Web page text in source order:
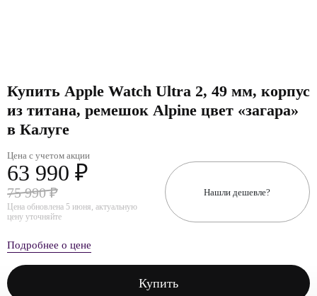
Купить Apple Watch Ultra 2, 49 мм, корпус
из титана, ремешок Alpine цвет «загара»
в Калуге
Цена с учетом акции
63 990 ₽
75 990 ₽
Цена обновлена 5 июня, актуальную
цену уточняйте
Нашли дешевле?
Подробнее о цене
Купить